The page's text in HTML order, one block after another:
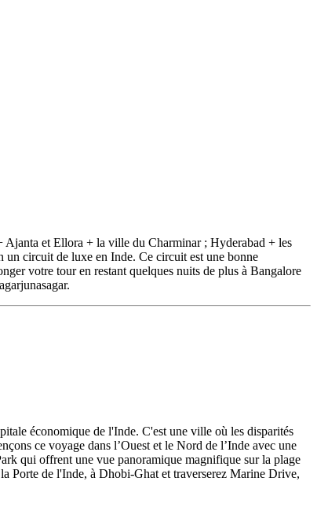
et Ellora + la ville du Charminar ; Hyderabad + les
un circuit de luxe en Inde. Ce circuit est une bonne
votre tour en restant quelques nuits de plus à Bangalore
économique de l'Inde. C'est une ville où les disparités
ce voyage dans l’Ouest et le Nord de l’Inde avec une
qui offrent une vue panoramique magnifique sur la plage
Porte de l'Inde, à Dhobi-Ghat et traverserez Marine Drive,